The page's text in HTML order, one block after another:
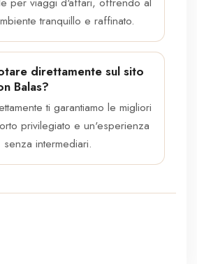
tranquillo e raffinato.
direttamente sul sito
Balas?
ti garantiamo le migliori
privilegiato e un'esperienza
intermediari.